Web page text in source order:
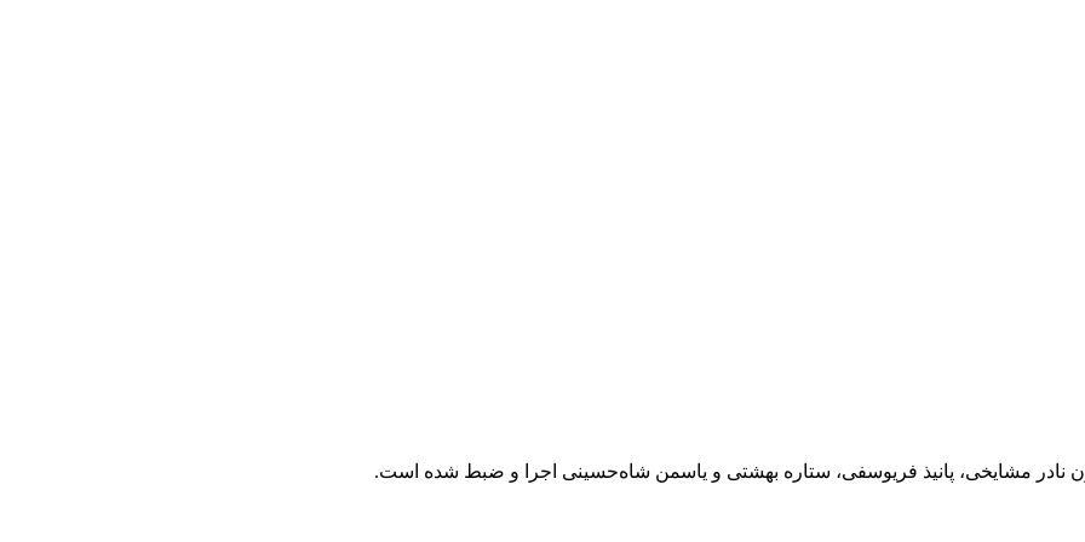
نادر مشایخی، پانیذ فریوسفی، ستاره بهشتی و یاسمن شاه‌حسینی اجرا و ضبط شده است.